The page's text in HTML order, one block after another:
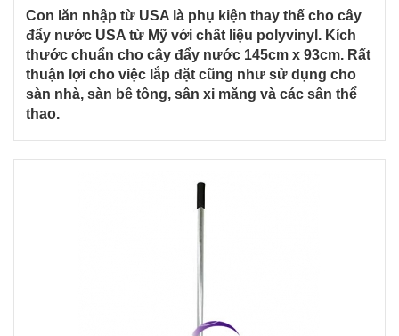
Con lăn nhập từ USA là phụ kiện thay thế cho cây
đẩy nước USA từ Mỹ với chất liệu polyvinyl. Kích
thước chuẩn cho cây đẩy nước 145cm x 93cm. Rất
thuận lợi cho việc lắp đặt cũng như sử dụng cho
sàn nhà, sàn bê tông, sân xi măng và các sân thể
thao.